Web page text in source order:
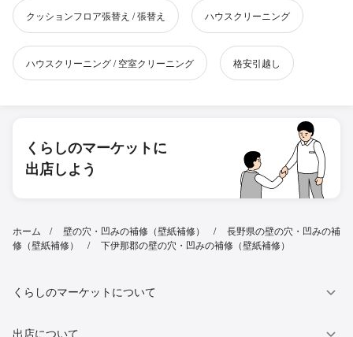
クッションフロア張替え / 張替え ハウスクリーニング
ハウスクリーニング / 空室クリーニング 格安引越し
くらしのマーケットに
出店しよう
ホーム 壁の穴・凹みの補修（壁紙補修）
長野県の壁の穴・凹みの補
修（壁紙補修）
下伊那郡の壁の穴・凹みの補修（壁紙補修）
くらしのマーケットについて
出店について